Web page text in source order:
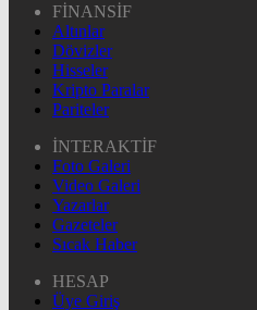
FİNANSİF
Altınlar
Dövizler
Hisseler
Kripto Paralar
Pariteler
İNTERAKTİF
Foto Galeri
Video Galeri
Yazarlar
Gazeteler
Sıcak Haber
HESAP
Üye Giriş